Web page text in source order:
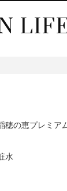
穂の恵プレミア
水